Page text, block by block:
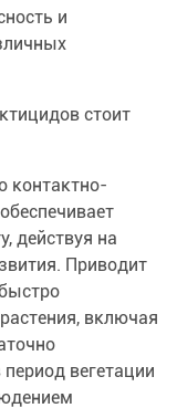
и
стоит
контактно-
действуя на
Приводит
включая
вегетации